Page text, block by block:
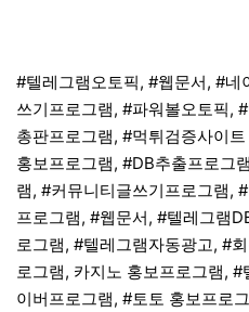
#텔레그램오토픽, #웹문서, #네
쓰기프로그램, #파워볼오토픽,
총판프로그램, #먹튀검증사이
홍보프로그램, #DB추출프로그
램, #커뮤니티글쓰기프로그램,
프로그램, #웹문서, #텔레그램
로그램, #텔레그램자동광고, #
로그램, 카지노 홍보프로그램,
이버프로그램, #토토 홍보프로